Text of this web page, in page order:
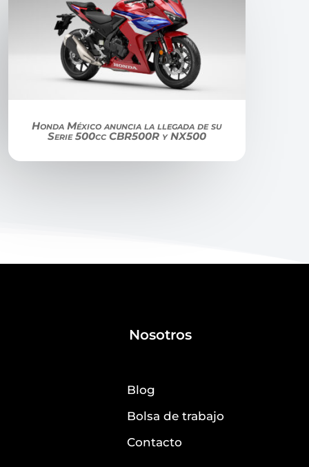
Honda México anuncia la llegada de su
Serie 500cc CBR500R y NX500
Nosotros
Blog
Bolsa de trabajo
Contacto